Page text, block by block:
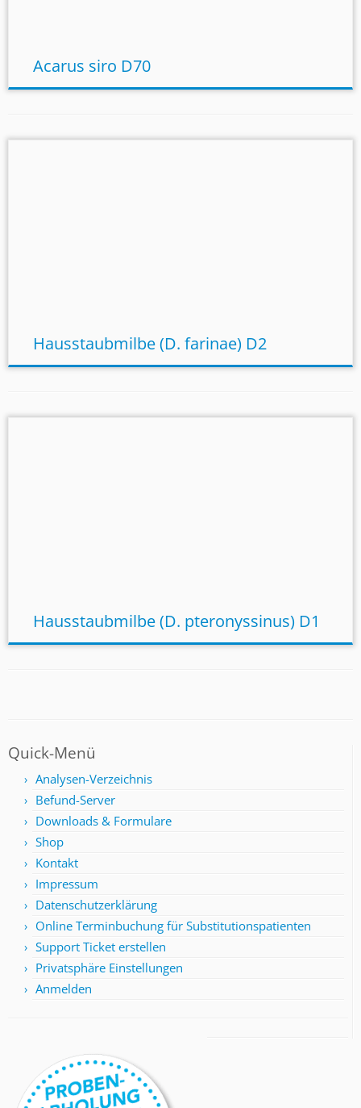
Acarus siro D70
Hausstaubmilbe (D. farinae) D2
Hausstaubmilbe (D. pteronyssinus) D1
Quick-Menü
Analysen-Verzeichnis
Befund-Server
Downloads & Formulare
Shop
Kontakt
Impressum
Datenschutzerklärung
Online Terminbuchung für Substitutionspatienten
Support Ticket erstellen
Privatsphäre Einstellungen
Anmelden